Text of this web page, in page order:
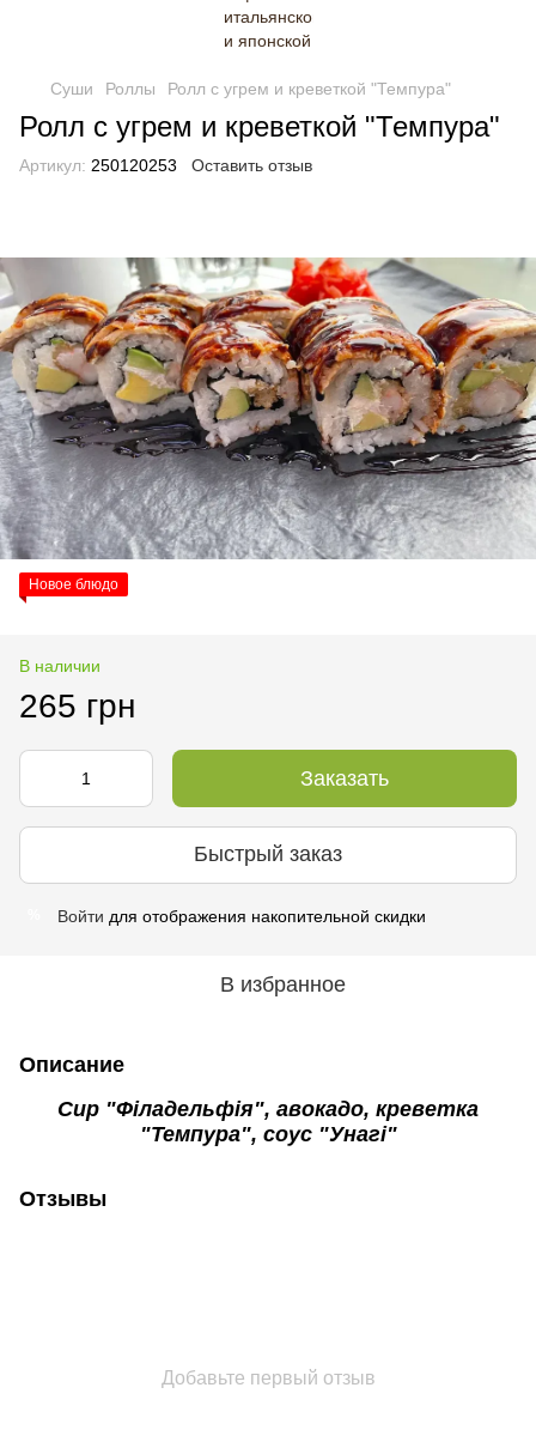
Суши Роллы Ролл с угрем и креветкой "Темпура"
Ролл с угрем и креветкой "Темпура"
Артикул: 250120253 Оставить отзыв
Новое блюдо
В наличии
265 грн
Заказать
Быстрый заказ
Войти для отображения накопительной скидки
В избранное
Описание
Сир "Філадельфія", авокадо, креветка
"Темпура", соус "Унагі"
Отзывы
Добавьте первый отзыв